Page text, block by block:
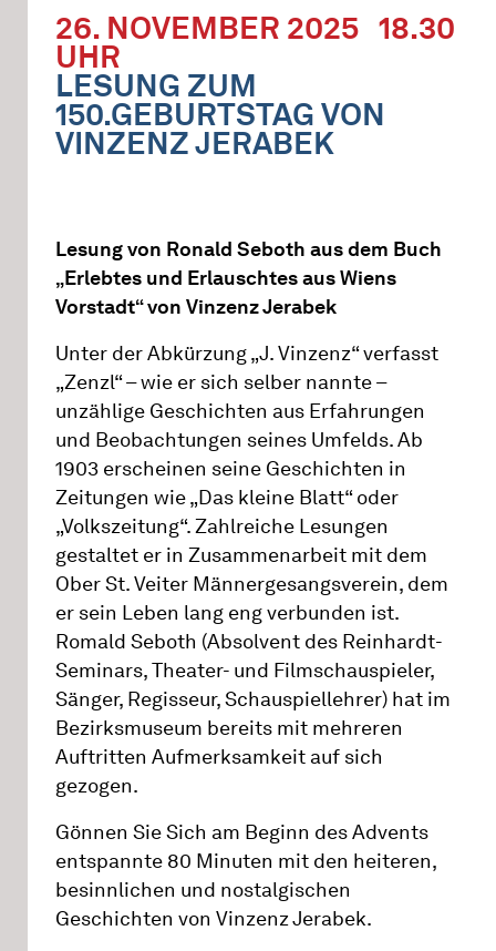
26. NOVEMBER 2025 18.30
UHR
LESUNG ZUM
150.GEBURTSTAG VON
VINZENZ JERABEK
Lesung von Ronald Seboth aus dem Buch
„Erlebtes und Erlauschtes aus Wiens
Vorstadt“ von Vinzenz Jerabek
Unter der Abkürzung „J. Vinzenz“ verfasst
„Zenzl“ – wie er sich selber nannte –
unzählige Geschichten aus Erfahrungen
und Beobachtungen seines Umfelds. Ab
1903 erscheinen seine Geschichten in
Zeitungen wie „Das kleine Blatt“ oder
„Volkszeitung“. Zahlreiche Lesungen
gestaltet er in Zusammenarbeit mit dem
Ober St. Veiter Männergesangsverein, dem
er sein Leben lang eng verbunden ist.
Romald Seboth (Absolvent des Reinhardt-
Seminars, Theater- und Filmschauspieler,
Sänger, Regisseur, Schauspiellehrer) hat im
Bezirksmuseum bereits mit mehreren
Auftritten Aufmerksamkeit auf sich
gezogen.
Gönnen Sie Sich am Beginn des Advents
entspannte 80 Minuten mit den heiteren,
besinnlichen und nostalgischen
Geschichten von Vinzenz Jerabek.